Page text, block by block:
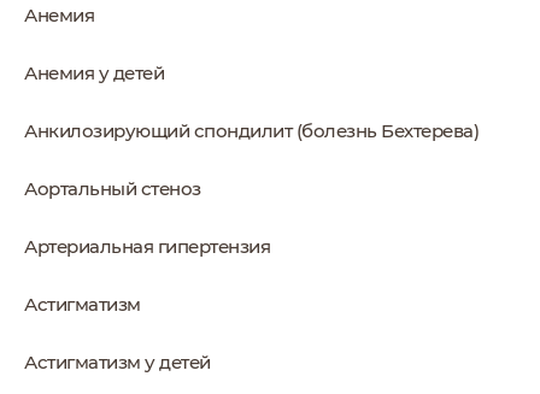
Анемия
Анемия у детей
Анкилозирующий спондилит (болезнь Бехтерева)
Аортальный стеноз
Артериальная гипертензия
Астигматизм
Астигматизм у детей